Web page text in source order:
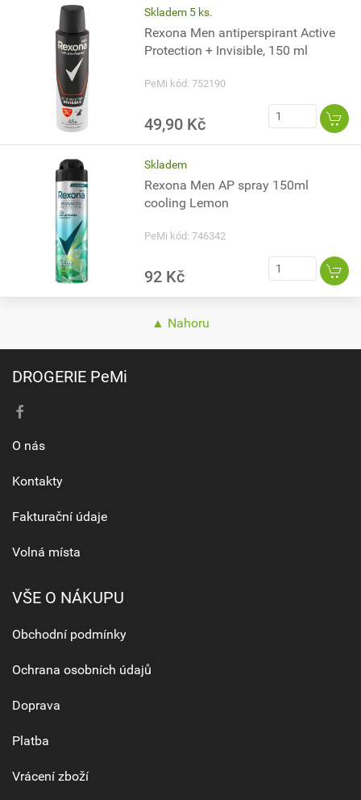
Skladem 5 ks.
Rexona Men antiperspirant Active
Protection + Invisible, 150 ml
PeMi kód: 752190
49,90 Kč
Skladem
Rexona Men AP spray 150ml
cooling Lemon
PeMi kód: 746342
92 Kč
▲ Nahoru
DROGERIE PeMi
O nás
Kontakty
Fakturační údaje
Volná místa
VŠE O NÁKUPU
Obchodní podmínky
Ochrana osobních údajů
Doprava
Platba
Vrácení zboží